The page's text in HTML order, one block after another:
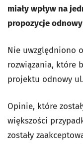
miały wpływ na
propozycje
Nie uwzględniono
rozwiązania, które
projektu odnowy
Opinie, które
większości
zostały